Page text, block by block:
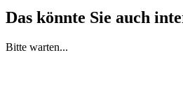
Das könnte Sie auch
Bitte warten...